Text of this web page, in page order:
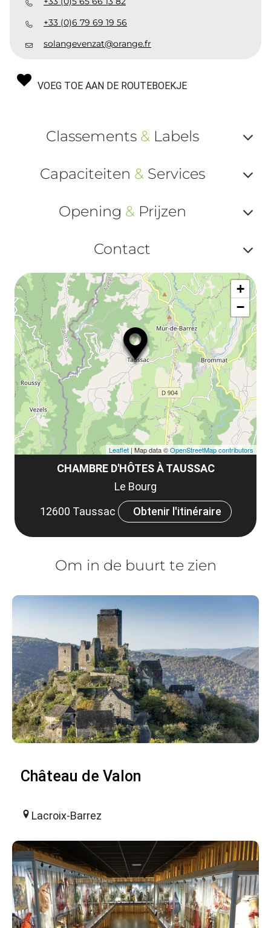
+33 (0)6 79 69 19 56
solangevenzat@orange.fr
VOEG TOE AAN DE ROUTEBOEKJE
Classements & Labels
ou
Capaciteiten & Services
ou
Opening & Prijzen
ou
et
Contact
ou
CHAMBRE D'HÔTES À TAUSSAC
Le Bourg
12600 Taussac
Obtenir l'itinéraire
+
−
Leaflet | Map data ©OpenStreetMap contributors
Om in de buurt te zien
Château de Valon
Lacroix-Barrez